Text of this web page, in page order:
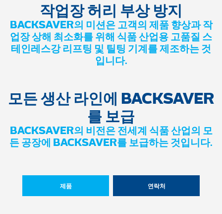
작업장 허리 부상 방지
BACKSAVER의 미션은 고객의 제품 향상과 작
업장 상해 최소화를 위해 식품 산업용 고품질 스
테인레스강 리프팅 및 틸팅 기계를 제조하는 것
입니다.
모든 생산 라인에 BACKSAVER
를 보급
BACKSAVER의 비전은 전세계 식품 산업의 모
든 공장에 BACKSAVER를 보급하는 것입니다.
제품 연락처